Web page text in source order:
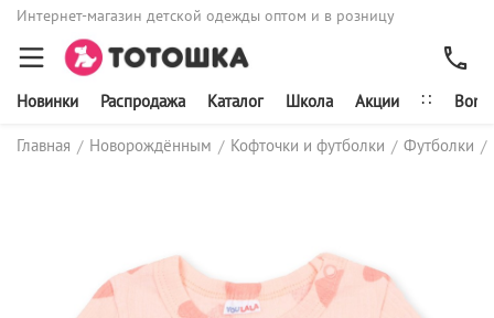
Интернет-магазин детской одежды оптом и в розницу
Новинки Распродажа Каталог Школа Акции ∷
Главная / Новорождённым / Кофточки и футболки / Футболки /